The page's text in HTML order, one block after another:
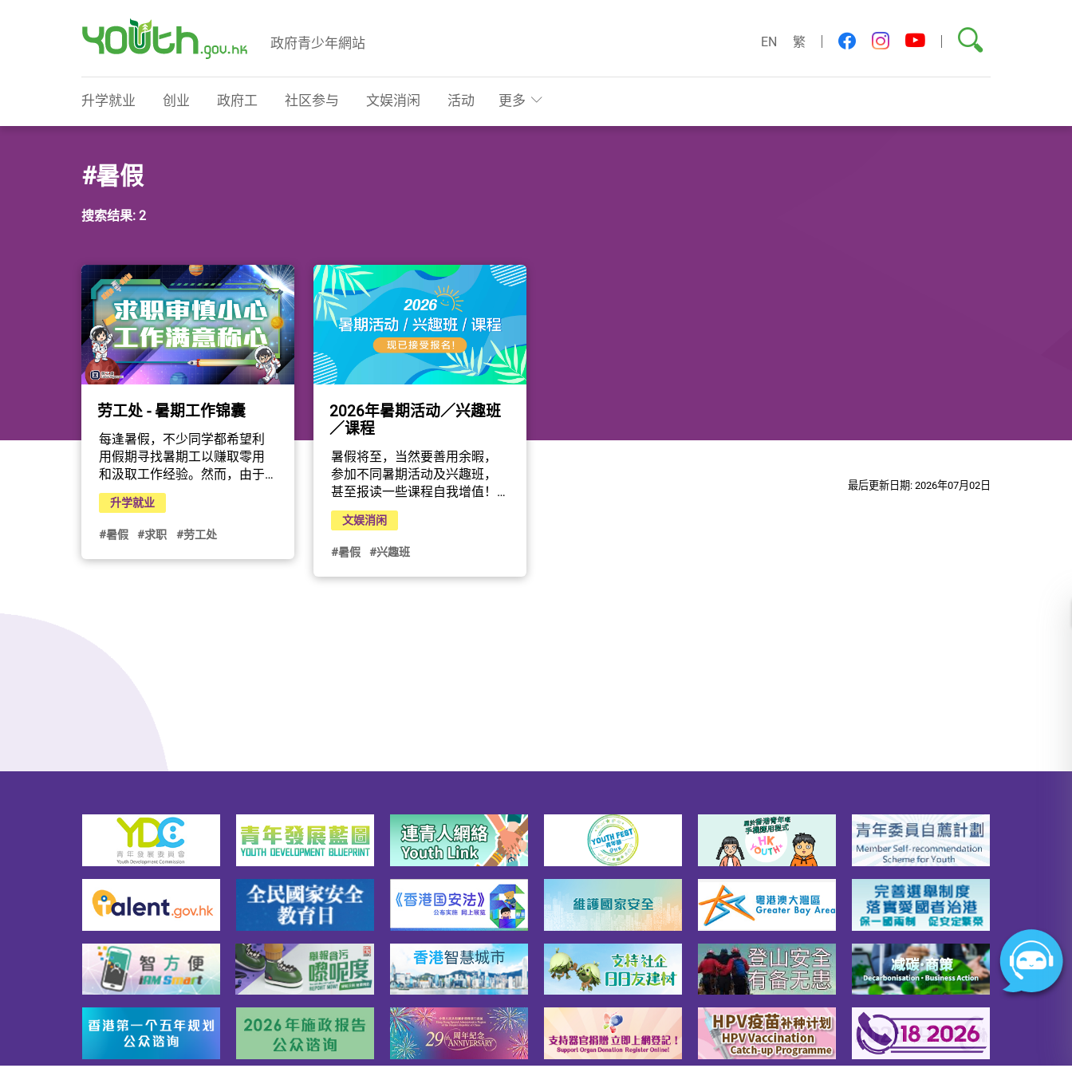
政府青少年網站 EN 繁 facebookinstagram
youtube
搜索
升学就业 创业 政府工 社区参与 文娱消闲 活动 更多
#暑假
搜索结果: 2
劳工处 - 暑期工作锦囊
每逢暑假，不少同学都希望利
用假期寻找暑期工以赚取零用
和汲取工作经验。然而，由于
缺乏社会经验，他们往往成为
骗徒 的目标。面对不同的招聘
方式及陌生的招聘程序，同学
们必须冷静谨慎，接受聘用前
须详细了解工作性质，衡量自
外求职骗案以及一些防备该些
囊二「工作机会仔细寻 犯法危
机要小心」锦囊三「公司背景
要留神 合约内容要看真」锦囊
四「网上骗徒多古怪 个人资料
勿乱派」锦囊五「新闻时事多
留意 寻求协助莫迟疑」另外，
初次投身职场的求职者，必须
注意工作安全，避免从事涉及
危险工序的工作（如建筑工
程、操作重型机器、处理化学
品和腐蚀性物品、进行高温处
理等）。工作时应使用由雇主
提供的安全设备和严格遵守工
作场所的安全规定。希望「暑
升学就业
#暑假 #求职 #劳工处
2026年暑期活动／兴趣班
／课程
暑假将至，当然要善用余暇，
参加不同暑期活动及兴趣班，
甚至报读一些课程自我增值！
康乐及文化事务署及下列一些
青年团体／机构于今年暑假期
间将举办不同类型的精彩活
动，相信总有一些合你心意。
不论你是青少年，或者是新手
学院可于网页内搜寻适合中学
及报名（香港大学暑期学院）
（只有英文）>>>详情及报名
（香港都会大学青少年暑期课
程）3. 香港基督教青年会可于
网页内搜寻合心水的暑期活动
或兴趣班。热门活动例如运动
及体育课程，及攀登训练课程
等等。>>>详情及报名另外，大
家亦可到香港游乐场协会、香
港青少年服务处、圣雅各福群
会、香港童军总会、香港女童
军总会等机构网页内，搜寻暑
假期间的恒常／暑期活动及兴
趣班。（注︰部份网页须以会
文娱消闲
#暑假 #兴趣班
最后更新日期: 2026年07月02日